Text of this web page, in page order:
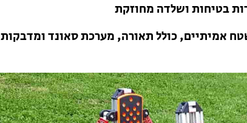
אמיתיים, כולל תאורה, מערכת סאונד ומדבקות